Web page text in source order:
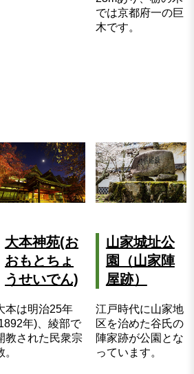
では京都府一の巨
木です。
大本神苑(お
おもとちょ
うせいでん)
本は明治25年
年)、綾部で
教された民衆宗
。
山家城址公
園（山家陣
屋跡）
江戸時代に山家地
区を治めた谷氏の
陣家跡が公園とな
っています。